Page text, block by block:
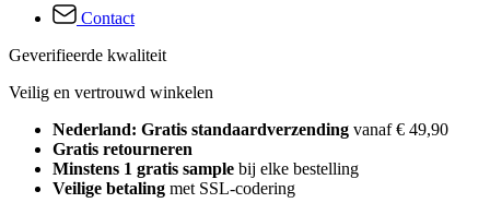
Contact
Geverifieerde kwaliteit
Veilig en vertrouwd winkelen
Nederland: Gratis standaardverzending vanaf € 49,90
Gratis retourneren
Minstens 1 gratis sample bij elke bestelling
Veilige betaling met SSL-codering